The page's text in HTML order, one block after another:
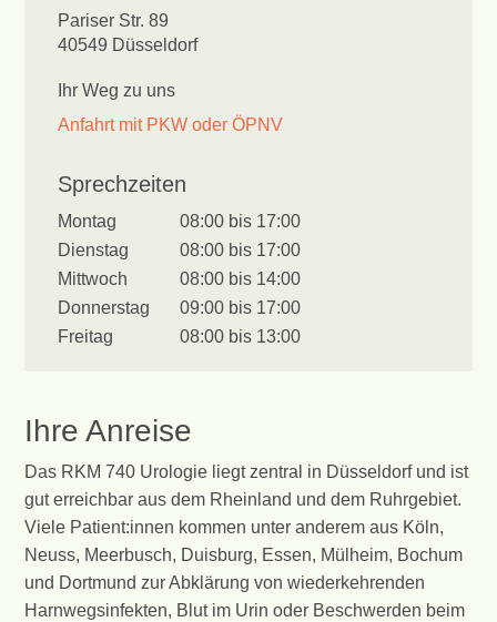
Pariser Str. 89
40549 Düsseldorf
Ihr Weg zu uns
Anfahrt mit PKW oder ÖPNV
Sprechzeiten
Montag
08:00 bis 17:00
Dienstag
08:00 bis 17:00
Mittwoch
08:00 bis 14:00
Donnerstag
09:00 bis 17:00
Freitag
08:00 bis 13:00
Ihre Anreise
Das RKM 740 Urologie liegt zentral in Düsseldorf und ist
gut erreichbar aus dem Rheinland und dem Ruhrgebiet.
Viele Patient:innen kommen unter anderem aus Köln,
Neuss, Meerbusch, Duisburg, Essen, Mülheim, Bochum
und Dortmund zur Abklärung von wiederkehrenden
Harnwegsinfekten, Blut im Urin oder Beschwerden beim